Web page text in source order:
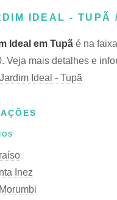
IDEAL - TUPÃ
Ideal em Tupã é na
Veja mais detalhes e
Ideal - Tupã
Inez